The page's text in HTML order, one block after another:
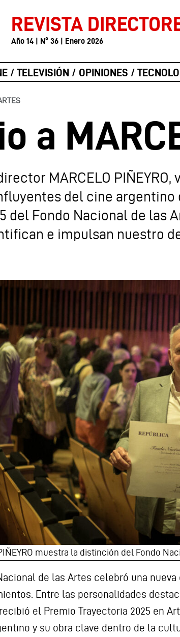
REVISTA
Año 14 | Nº 36 | Enero 2026
/ TELEVISIÓN / OPINIONES /
a
MARCELO
del cine
del Fondo Nacional de las
e impulsan nuestro
muestra la distinción del Fondo
de las Artes celebró una
Entre las personalidades
recibió el Premio Trayectoria 2025 en
y su obra clave dentro de la